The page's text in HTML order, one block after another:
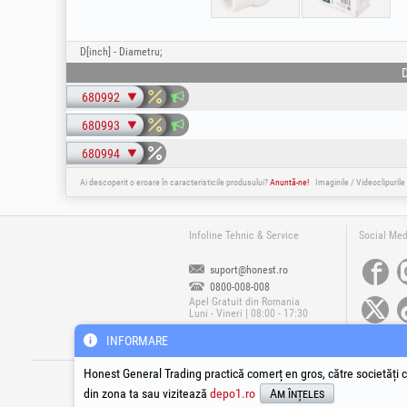
D[inch] - Diametru;
680992
680993
680994
Ai descoperit o eroare în caracteristicile produsului?Anuntă-ne! Imaginile /
Infoline Tehnic & Service
suport@honest.ro
0800-008-008
Apel Gratuit din Romania
Luni - Vineri | 08:00 - 17:30
Social
HGT , EvoTools , EvoSanitary , EvoTools
INFORMARE
Honest General Trading practică comerț en gros, către
din zona ta sau vizitează depo1.ro Am înțeles